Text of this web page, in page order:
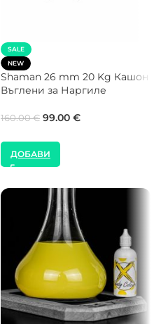
SALE
NEW
Shaman 26 mm 20 Kg Кашон
Въглени за Наргиле
160.00€ 99.00 €
ДОБАВИ